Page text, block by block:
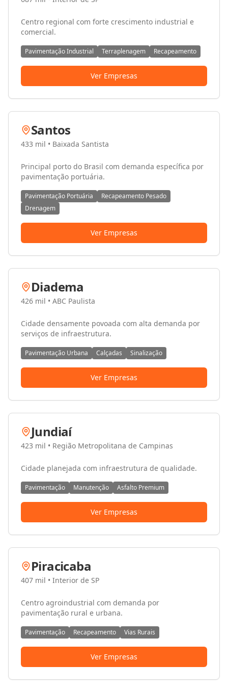
Centro regional com forte crescimento industrial e
comercial.
Pavimentação Industrial Terraplenagem Recapeamento
Ver Empresas
Santos
433 mil • Baixada Santista
Principal porto do Brasil com demanda específica por
pavimentação portuária.
Pavimentação Portuária
Recapeamento Pesado
Drenagem
Ver Empresas
Diadema
426 mil • ABC Paulista
Cidade densamente povoada com alta demanda por
serviços de infraestrutura.
Pavimentação Urbana Calçadas Sinalização
Ver Empresas
Jundiaí
423 mil • Região Metropolitana de Campinas
Cidade planejada com infraestrutura de qualidade.
Pavimentação Manutenção Asfalto Premium
Ver Empresas
Piracicaba
407 mil • Interior de SP
Centro agroindustrial com demanda por
pavimentação rural e urbana.
Pavimentação Recapeamento Vias Rurais
Ver Empresas